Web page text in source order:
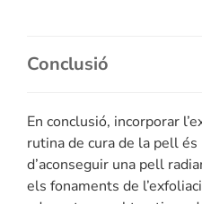
Conclusió
En conclusió, incorporar
rutina de cura de la pell és
d’aconseguir una pell
els fonaments de